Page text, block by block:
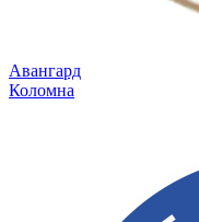
Авангард
Коломна